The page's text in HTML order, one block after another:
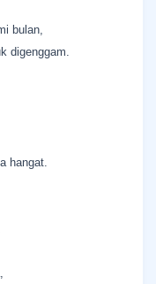
bulan,
digenggam.
hangat.